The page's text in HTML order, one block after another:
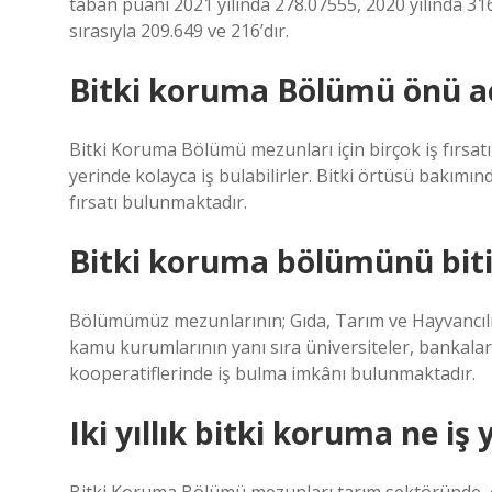
sırasıyla 209.649 ve 216’dır.
Bitki koruma Bölümü önü
Bitki Koruma Bölümü mezunları için birçok iş
yerinde kolayca iş bulabilirler. Bitki örtüsü
fırsatı bulunmaktadır.
Bitki koruma bölümünü
Bölümümüz mezunlarının; Gıda, Tarım ve
kamu kurumlarının yanı sıra üniversiteler,
kooperatiflerinde iş bulma imkânı bulunmaktadır.
Iki yıllık bitki koruma ne iş